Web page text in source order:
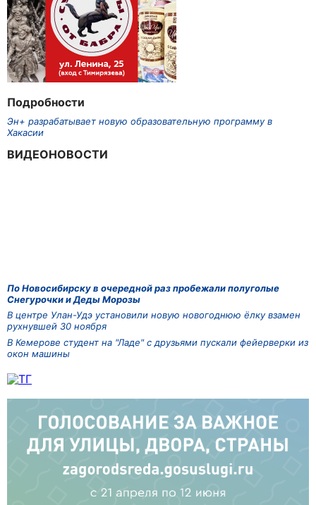
Подробности
Эн+ разрабатывает новую образовательную программу в
Хакасии
ВИДЕОНОВОСТИ
По Новосибирску в очередной раз пробежали полуголые
Снегурочки и Деды Морозы
В центре Улан-Удэ установили новую новогоднюю ёлку взамен
рухнувшей 30 ноября
В Кемерове студент на "Ладе" с друзьями пускали фейерверки из
окон машины